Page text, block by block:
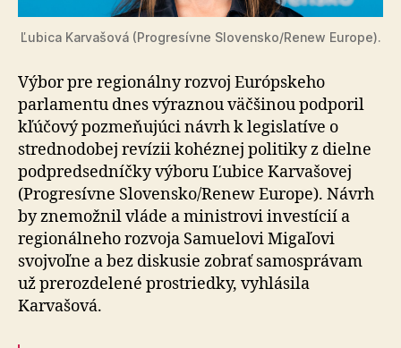
Ľubica Karvašová (Progresívne Slovensko/Renew Europe).
Výbor pre regionálny rozvoj Európskeho
parlamentu dnes výraznou väčšinou podporil
kľúčový pozmeňujúci návrh k legislatíve o
strednodobej revízii kohéznej politiky z dielne
podpredsedníčky výboru Ľubice Karvašovej
(Progresívne Slovensko/Renew Europe). Návrh
by znemožnil vláde a ministrovi investícií a
regionálneho rozvoja Samuelovi Migaľovi
svojvoľne a bez diskusie zobrať samosprávam
už prerozdelené prostriedky, vyhlásila
Karvašová.